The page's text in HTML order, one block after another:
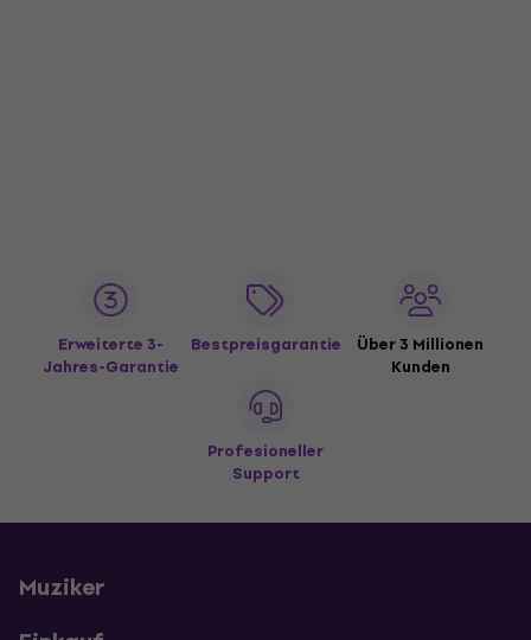
Erweiterte 3-
Jahres-Garantie
Bestpreisgarantie
Über 3 Millionen
Kunden
Profesioneller
Support
Muziker